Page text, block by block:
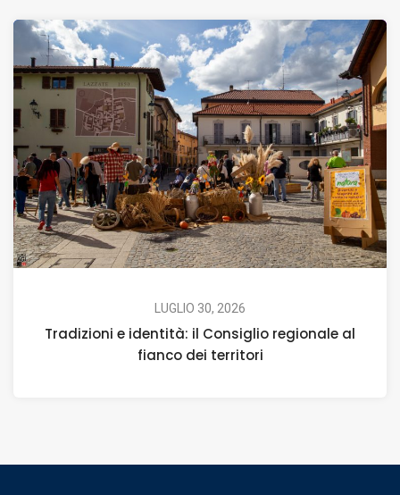
LUGLIO 30, 2026
Tradizioni e identità: il Consiglio regionale al
fianco dei territori